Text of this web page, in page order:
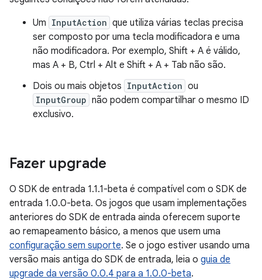
Um InputAction que utiliza várias teclas precisa
ser composto por uma tecla modificadora e uma
não modificadora. Por exemplo, Shift + A é válido,
mas A + B, Ctrl + Alt e Shift + A + Tab não são.
Dois ou mais objetos InputAction ou
InputGroup não podem compartilhar o mesmo ID
exclusivo.
Fazer upgrade
O SDK de entrada 1.1.1-beta é compatível com o SDK de
entrada 1.0.0-beta. Os jogos que usam implementações
anteriores do SDK de entrada ainda oferecem suporte
ao remapeamento básico, a menos que usem uma
configuração sem suporte. Se o jogo estiver usando uma
versão mais antiga do SDK de entrada, leia o guia de
upgrade da versão 0.0.4 para a 1.0.0-beta.